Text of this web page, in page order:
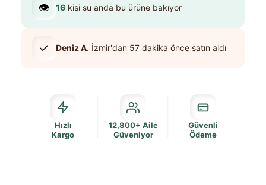
👁️ 16 kişi şu anda bu ürüne bakıyor
✓ Deniz A. İzmir'dan 57 dakika önce satın aldı
Hızlı
Kargo
12,800+ Aile
Güveniyor
Güvenli
Ödeme